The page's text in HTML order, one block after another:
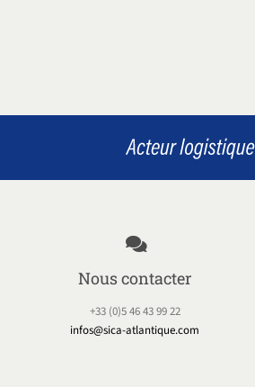
Nous contacter
+33 (0)5 46 43 99 22
infos@sica-atlantique.com